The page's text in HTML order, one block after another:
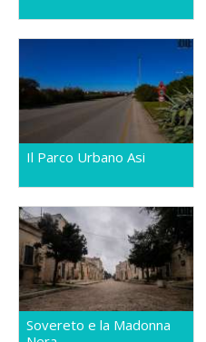
Il Parco Urbano Asi
Sovereto e la Madonna